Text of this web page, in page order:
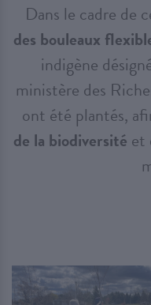
Dans le cadre de
des bouleaux
indigène
ministère des
ont été plantés,
de la biodiversité et